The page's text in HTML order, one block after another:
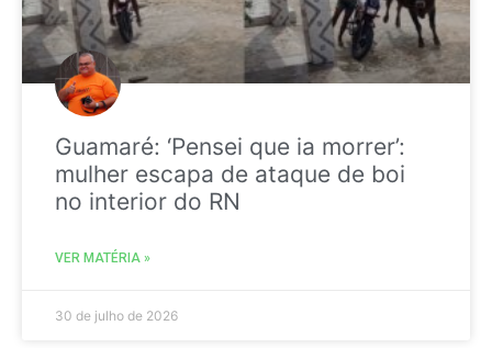
Guamaré: ‘Pensei que ia morrer’:
mulher escapa de ataque de boi
no interior do RN
VER MATÉRIA »
30 de julho de 2026